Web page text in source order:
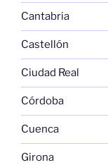
Cantabria
Castellón
Ciudad Real
Córdoba
Cuenca
Girona